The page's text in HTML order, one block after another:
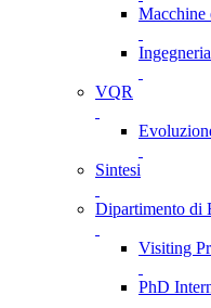
Macchine
VQR
Sintesi
Dipartimento di
Visiting
PhD